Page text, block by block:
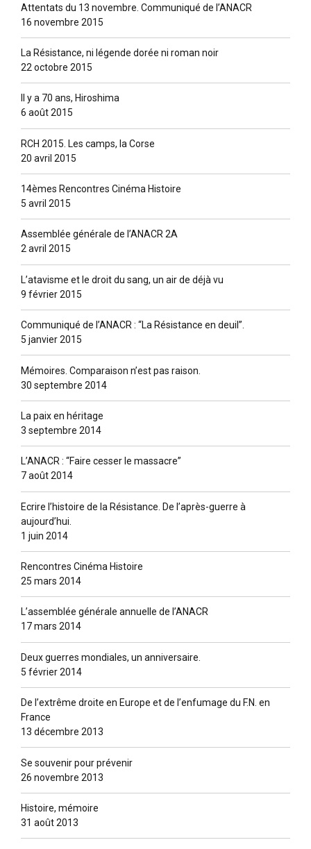
Attentats du 13 novembre. Communiqué de l’ANACR
16 novembre 2015
La Résistance, ni légende dorée ni roman noir
22 octobre 2015
Il y a 70 ans, Hiroshima
6 août 2015
RCH 2015. Les camps, la Corse
20 avril 2015
14èmes Rencontres Cinéma Histoire
5 avril 2015
Assemblée générale de l’ANACR 2A
2 avril 2015
L’atavisme et le droit du sang, un air de déjà vu
9 février 2015
Communiqué de l’ANACR : “La Résistance en deuil”.
5 janvier 2015
Mémoires. Comparaison n’est pas raison.
30 septembre 2014
La paix en héritage
3 septembre 2014
L’ANACR : “Faire cesser le massacre”
7 août 2014
Ecrire l’histoire de la Résistance. De l’après-guerre à
aujourd’hui.
1 juin 2014
Rencontres Cinéma Histoire
25 mars 2014
L’assemblée générale annuelle de l’ANACR
17 mars 2014
Deux guerres mondiales, un anniversaire.
5 février 2014
De l’extrême droite en Europe et de l’enfumage du F.N. en
France
13 décembre 2013
Se souvenir pour prévenir
26 novembre 2013
Histoire, mémoire
31 août 2013